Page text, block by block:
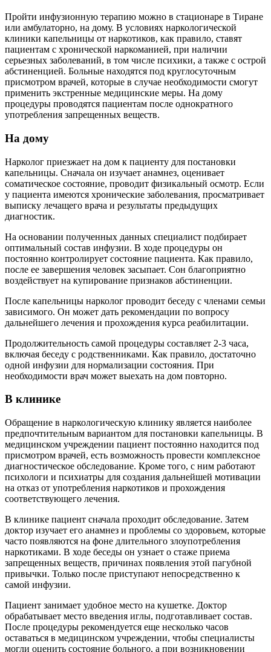
Пройти инфузионную терапию можно в стационаре в Тиране
или амбулаторно, на дому. В условиях наркологической
клиники капельницы от наркотиков, как правило, ставят
пациентам с хронической наркоманией, при наличии
серьезных заболеваний, в том числе психики, а также с острой
абстиненцией. Больные находятся под круглосуточным
присмотром врачей, которые в случае необходимости смогут
применить экстренные медицинские меры. На дому
процедуры проводятся пациентам после однократного
употребления запрещенных веществ.
На дому
Нарколог приезжает на дом к пациенту для постановки
капельницы. Сначала он изучает анамнез, оценивает
соматическое состояние, проводит физикальный осмотр. Если
у пациента имеются хронические заболевания, просматривает
выписку лечащего врача и результаты предыдущих
диагностик.
На основании полученных данных специалист подбирает
оптимальный состав инфузии. В ходе процедуры он
постоянно контролирует состояние пациента. Как правило,
после ее завершения человек засыпает. Сон благоприятно
воздействует на купирование признаков абстиненции.
После капельницы нарколог проводит беседу с членами семьи
зависимого. Он может дать рекомендации по вопросу
дальнейшего лечения и прохождения курса реабилитации.
Продолжительность самой процедуры составляет 2-3 часа,
включая беседу с родственниками. Как правило, достаточно
одной инфузии для нормализации состояния. При
необходимости врач может выехать на дом повторно.
В клинике
Обращение в наркологическую клинику является наиболее
предпочтительным вариантом для постановки капельницы. В
медицинском учреждении пациент постоянно находится под
присмотром врачей, есть возможность провести комплексное
диагностическое обследование. Кроме того, с ним работают
психологи и психиатры для создания дальнейшей мотивации
на отказ от употребления наркотиков и прохождения
соответствующего лечения.
В клинике пациент сначала проходит обследование. Затем
доктор изучает его анамнез и проблемы со здоровьем, которые
часто появляются на фоне длительного злоупотребления
наркотиками. В ходе беседы он узнает о стаже приема
запрещенных веществ, причинах появления этой пагубной
привычки. Только после приступают непосредственно к
самой инфузии.
Пациент занимает удобное место на кушетке. Доктор
обрабатывает место введения иглы, подготавливает состав.
После процедуры рекомендуется еще несколько часов
оставаться в медицинском учреждении, чтобы специалисты
могли оценить состояние больного, а при возникновении